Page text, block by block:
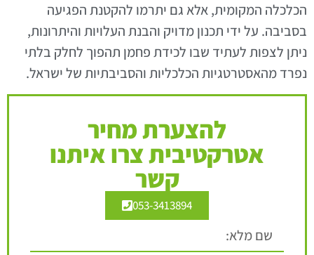
הכלכלה המקומית, אלא גם יתרמו להקטנת הפגיעה
בסביבה. על ידי תכנון מדויק והבנת העלויות והיתרונות,
ניתן לצפות לעתיד שבו לכידת פחמן תהפוך לחלק בלתי
נפרד מהאסטרטגיות הכלכליות והסביבתיות של ישראל.
להצערת מחיר
אטרקטיבית צרו איתנו
קשר
053-3413894